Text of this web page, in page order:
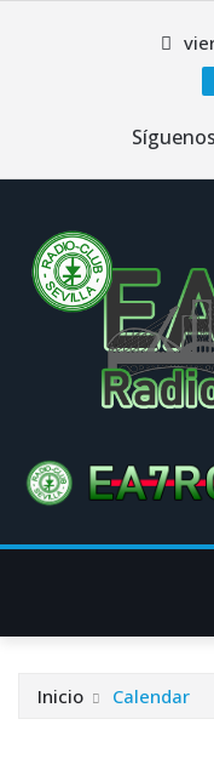
Síguenos
Inicio Calendar